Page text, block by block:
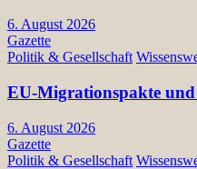
6. August 2026
Gazette
Politik & Gesellschaft
EU-Migrationspakte
6. August 2026
Gazette
Politik & Gesellschaft